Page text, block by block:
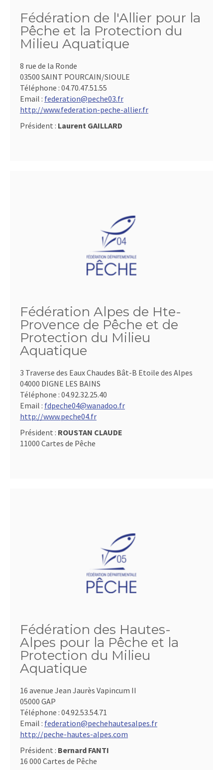
Fédération de l'Allier pour la
Pêche et la Protection du
Milieu Aquatique
8 rue de la Ronde
03500 SAINT POURCAIN/SIOULE
Téléphone : 04.70.47.51.55
Email : federation@peche03.fr
http://www.federation-peche-allier.fr
Président : Laurent GAILLARD
Fédération Alpes de Hte-
Provence de Pêche et de
Protection du Milieu
Aquatique
3 Traverse des Eaux Chaudes Bât-B Etoile des Alpes
04000 DIGNE LES BAINS
Téléphone : 04.92.32.25.40
Email : fdpeche04@wanadoo.fr
http://www.peche04.fr
Président : ROUSTAN CLAUDE
11000 Cartes de Pêche
Fédération des Hautes-
Alpes pour la Pêche et la
Protection du Milieu
Aquatique
16 avenue Jean Jaurès Vapincum II
05000 GAP
Téléphone : 04.92.53.54.71
Email : federation@pechehautesalpes.fr
http://peche-hautes-alpes.com
Président : Bernard FANTI
16 000 Cartes de Pêche